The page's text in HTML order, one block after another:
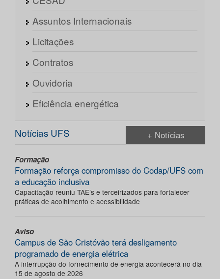
Assuntos Internacionais
Licitações
Contratos
Ouvidoria
Eficiência energética
Notícias UFS + Notícias
Formação
Formação reforça compromisso do Codap/UFS com
a educação inclusiva
Capacitação reuniu TAE’s e terceirizados para fortalecer
práticas de acolhimento e acessibilidade
Aviso
Campus de São Cristóvão terá desligamento
programado de energia elétrica
A interrupção do fornecimento de energia acontecerá no dia
15 de agosto de 2026